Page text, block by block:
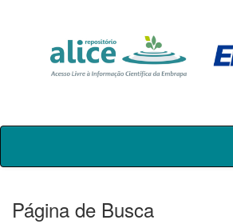
Skip
Página de Busca